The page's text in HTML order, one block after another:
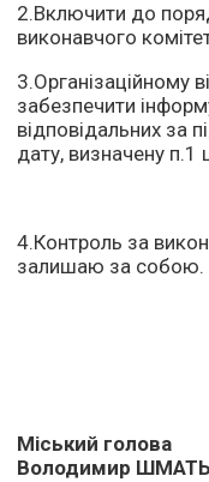
2.Включити до
виконавчого
3.Організаційному
забезпечити
відповідальних за
дату, визначену
4.Контроль за
залишаю за собою.
Володимир